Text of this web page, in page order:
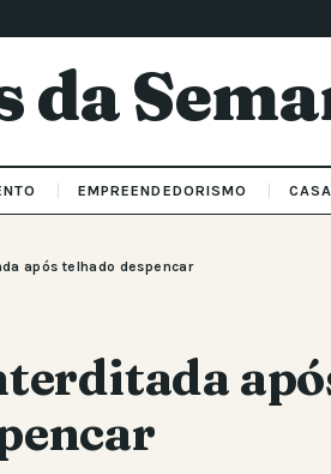
da
EMPREENDEDORISMO CASA
após telhado despencar